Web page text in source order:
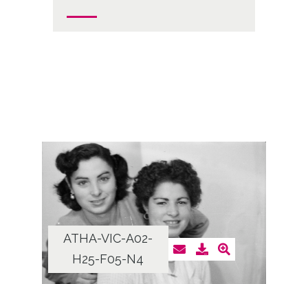
ATHA-VIC-A02-
H25-F05-N4